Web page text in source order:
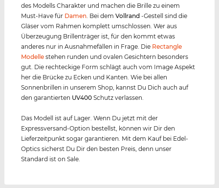
des Modells Charakter und machen die Brille zu einem
Must-Have für Damen . Bei demVollrand -Gestell sind die
Gläser vom Rahmen komplett umschlossen. Wer aus
Überzeugung Brillenträger ist, für den kommt etwas
anderes nur in Ausnahmefällen in Frage. Die Rectangle
Modelle stehen runden und ovalen Gesichtern besonders
gut. Die rechteckige Form schlägt auch vom Image Aspekt
her die Brücke zu Ecken und Kanten. Wie bei allen
Sonnenbrillen in unserem Shop, kannst Du Dich auch auf
den garantierten UV400 Schutz verlassen.
Das Modell ist auf Lager. Wenn Du jetzt mit der
Expressversand-Option bestellst, können wir Dir den
Lieferzeitpunkt sogar garantieren. Mit dem Kauf bei Edel-
Optics sicherst Du Dir den besten Preis, denn unser
Standard ist on Sale.